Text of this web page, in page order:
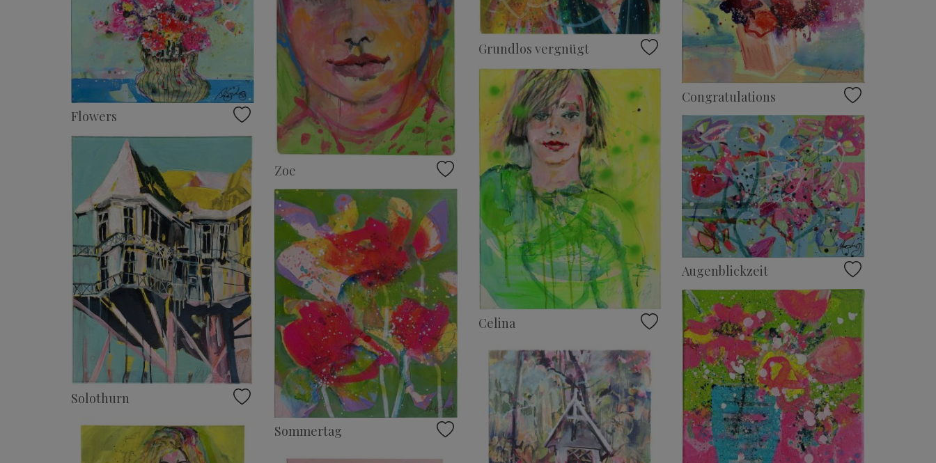
Grundlos vergnügt
Zoe
Congratulations
Flowers
Celina
Augenblickzeit
Solothurn
Sommertag